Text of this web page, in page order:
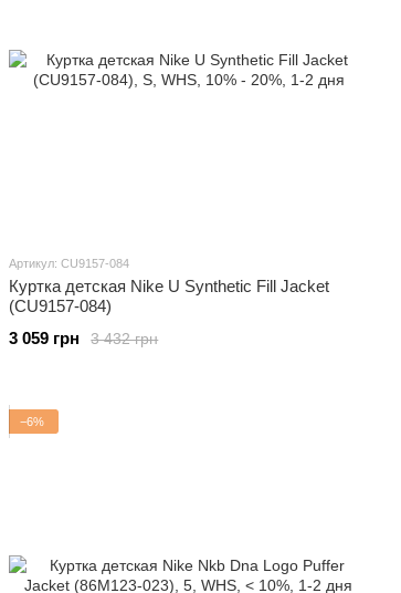
Артикул: CU9157-084
Куртка детская Nike U Synthetic Fill Jacket
(CU9157-084)
3 432 грн
3 059 грн
−6%